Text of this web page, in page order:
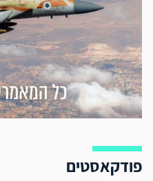
פודקאסטים